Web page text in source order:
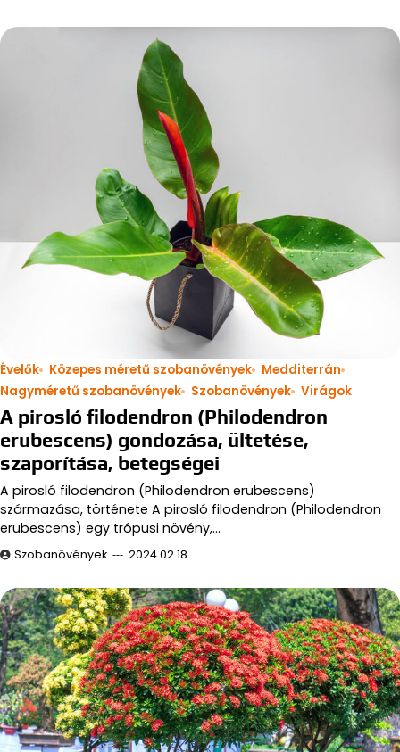
Évelők Közepes méretű szobanövények
Medditerrán
Nagyméretű szobanövények
Szobanövények Virágok
A pirosló filodendron (Philodendron
erubescens) gondozása, ültetése,
szaporítása, betegségei
A pirosló filodendron (Philodendron erubescens)
származása, története A pirosló filodendron (Philodendron
erubescens) egy trópusi növény,…
Szobanövények 2024.02.18.